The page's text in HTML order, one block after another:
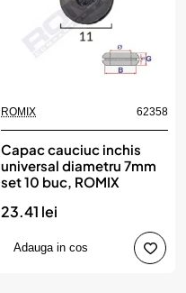
ROMIX 62358
Capac cauciuc inchis
universal diametru 7mm
set 10 buc, ROMIX
23.41 lei
Adauga in cos